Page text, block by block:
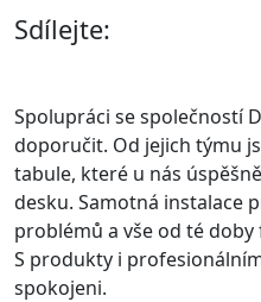
Sdílejte:
Spolupráci se společností
doporučit. Od jejich týmu
tabule, které u nás
desku. Samotná instalace
problémů a vše od té
S produkty i
spokojeni.